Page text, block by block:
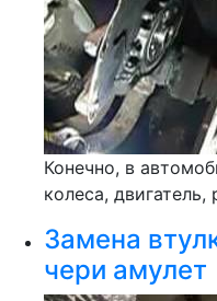
Конечно, в
колеса, двигатель,
Замена
чери амулет